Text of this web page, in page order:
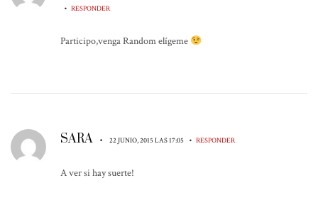
• RESPONDER
Participo,venga Random elígeme
SARA • 22 JUNIO, 2015 LAS 17:05 • RESPONDER
A ver si hay suerte!